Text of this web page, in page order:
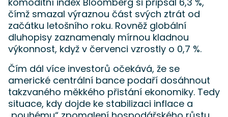
čímž smazal výraznou část svých ztrát od
začátku letošního roku. Rovněž globální
dluhopisy zaznamenaly mírnou kladnou
výkonnost, když v červenci vzrostly o 0,7 %.
Čím dál více investorů očekává, že se
americké centrální bance podaří dosáhnout
takzvaného měkkého přistání ekonomiky. Tedy
situace, kdy dojde ke stabilizaci inflace a